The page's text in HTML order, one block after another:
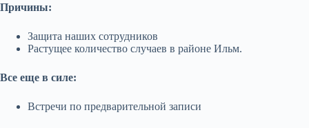
Причины:
Защита наших сотрудников
Растущее количество случаев в районе Ильм.
Все еще в силе:
Встречи по предварительной записи